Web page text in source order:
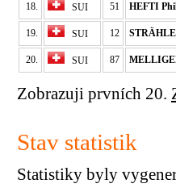
18. SUI 51 HEFTI
19. SUI 12
20. SUI 87
Zobrazuji prvních 20.
Stav statistik
Statistiky byly